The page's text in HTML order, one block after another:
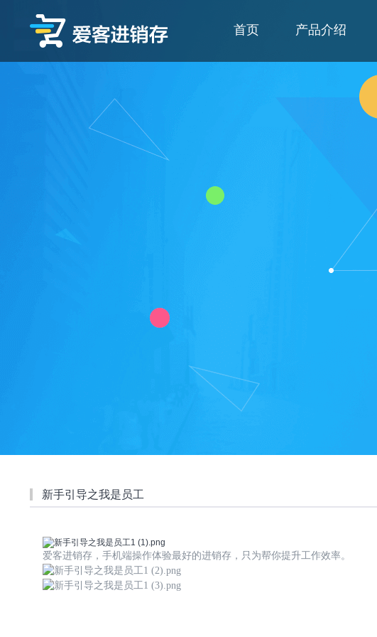
爱客进销存
首页 产品介绍
新手引导之我是员工
爱客进销存，手机端操作体验最好的进销存，只为帮你提升工作效率。